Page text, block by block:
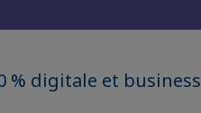
% digitale et business